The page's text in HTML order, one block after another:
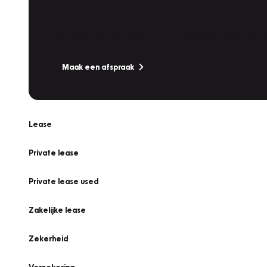
Maak een afspraak
Lease
Private lease
Private lease used
Zakelijke lease
Zekerheid